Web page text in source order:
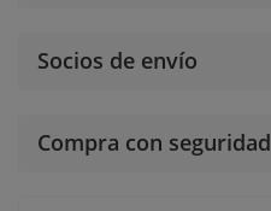
Socios de envío
Compra con seguridad